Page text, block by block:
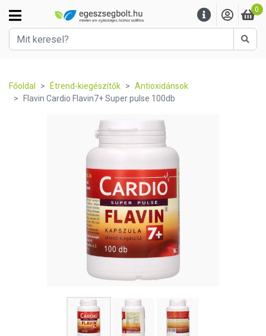
0
Főoldal Étrend-kiegészítők
Antioxidánsok
Flavin Cardio Flavin7+ Super pulse 100db